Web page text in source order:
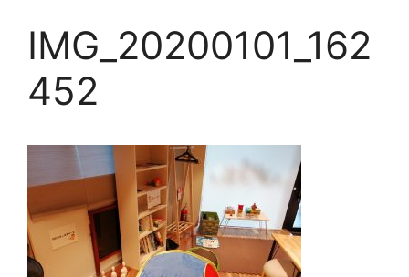
ュ
IMG_20200101_162
452